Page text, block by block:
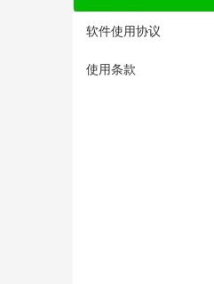
软件使用协议
使用条款